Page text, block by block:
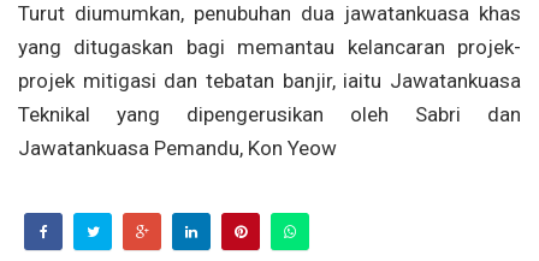
Turut diumumkan, penubuhan dua jawatankuasa khas
yang ditugaskan bagi memantau kelancaran projek-
projek mitigasi dan tebatan banjir, iaitu Jawatankuasa
Teknikal yang dipengerusikan oleh Sabri dan
Jawatankuasa Pemandu, Kon Yeow